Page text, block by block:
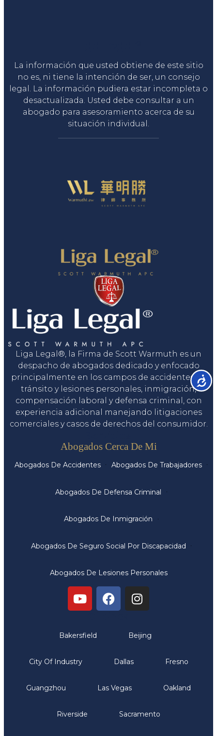
La información que usted obtiene de este sitio
no es, ni tiene la intención de ser, un consejo
legal. La información pudiera estar incompleta o
desactualizada. Usted debe consultar a un
abogado para asesoramiento acerca de su
situación individual.
Liga Legal®, la Firma de Scott Warmuth es un
despacho de abogados dedicado y enfocado
principalmente en los campos de accidentes de
tránsito y lesiones personales, inmigración,
compensación laboral y defensa criminal, con
experiencia adicional manejando litigaciones
comerciales y casos de derechos del consumidor.
Abogados Cerca De Mi
Abogados De Accidentes Abogados De Trabajadores
Abogados De Defensa Criminal
Abogados De Inmigración
Abogados De Seguro Social Por Discapacidad
Abogados De Lesiones Personales
Bakersfield Beijing
City Of Industry Dallas Fresno
Guangzhou Las Vegas Oakland
Riverside Sacramento